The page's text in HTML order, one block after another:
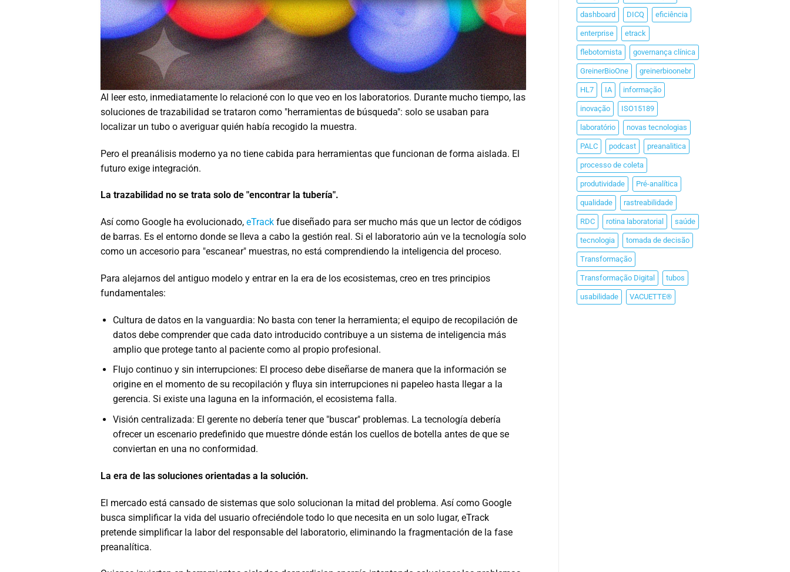
Al leer esto, inmediatamente lo relacioné con lo que veo en los laboratorios. Durante mucho tiempo, las
soluciones de trazabilidad se trataron como "herramientas de búsqueda": solo se usaban para
localizar un tubo o averiguar quién había recogido la muestra.
Pero el preanálisis moderno ya no tiene cabida para herramientas que funcionan de forma aislada. El
futuro exige integración.
La trazabilidad no se trata solo de "encontrar la tubería".
Así como Google ha evolucionado, eTrack fue diseñado para ser mucho más que un lector de códigos
de barras. Es el entorno donde se lleva a cabo la gestión real. Si el laboratorio aún ve la tecnología solo
como un accesorio para "escanear" muestras, no está comprendiendo la inteligencia del proceso.
Para alejarnos del antiguo modelo y entrar en la era de los ecosistemas, creo en tres principios
fundamentales:
Cultura de datos en la vanguardia: No basta con tener la herramienta; el equipo de recopilación de
datos debe comprender que cada dato introducido contribuye a un sistema de inteligencia más
amplio que protege tanto al paciente como al propio profesional.
Flujo continuo y sin interrupciones: El proceso debe diseñarse de manera que la información se
origine en el momento de su recopilación y fluya sin interrupciones ni papeleo hasta llegar a la
gerencia. Si existe una laguna en la información, el ecosistema falla.
Visión centralizada: El gerente no debería tener que "buscar" problemas. La tecnología debería
ofrecer un escenario predefinido que muestre dónde están los cuellos de botella antes de que se
conviertan en una no conformidad.
La era de las soluciones orientadas a la solución.
El mercado está cansado de sistemas que solo solucionan la mitad del problema. Así como Google
busca simplificar la vida del usuario ofreciéndole todo lo que necesita en un solo lugar, eTrack
pretende simplificar la labor del responsable del laboratorio, eliminando la fragmentación de la fase
preanalítica.
dashboard DICQ eficiência
enterprise etrack
flebotomista governança clínica
GreinerBioOne greinerbioonebr
HL7 IA informação
inovação ISO15189
laboratório novas tecnologias
PALC podcast preanalitica
processo de coleta
produtividade Pré-analítica
qualidade rastreabilidade
RDC rotina laboratorial saúde
tecnologia tomada de decisão
Transformação
Transformação Digital tubos
usabilidade VACUETTE®